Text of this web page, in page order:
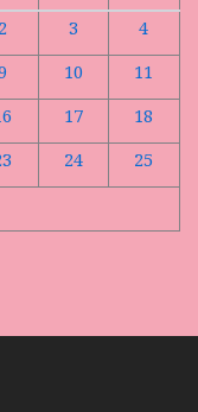
2 3
4
10
11
17
18
24
25